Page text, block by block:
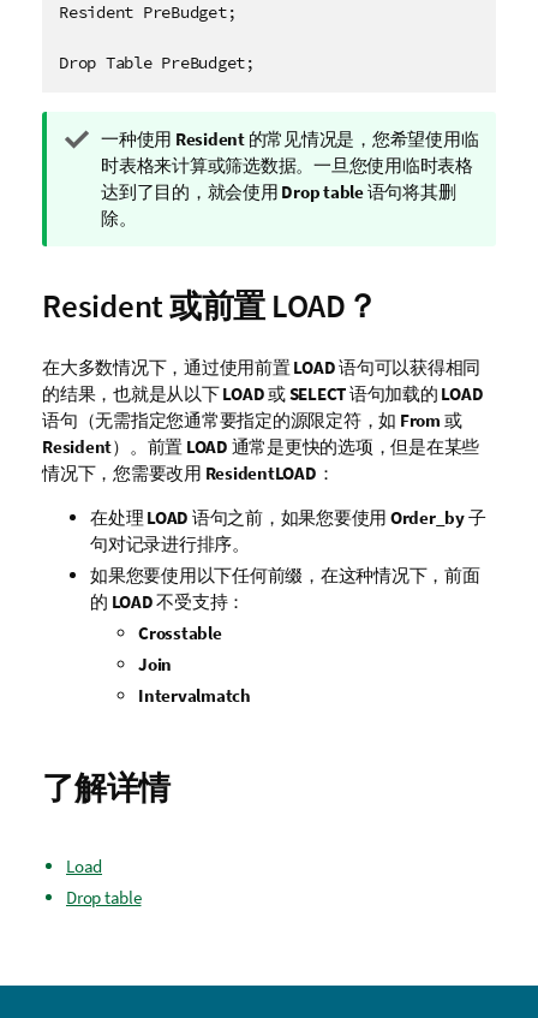
Resident PreBudget;
提
示
注
释
一种使用 Resident的常见情况是，您希望使用临
时表格来计算或筛选数据。一旦您使用临时表格
达到了目的，就会使用 Drop table语句将其删
除。
Resident或前置 LOAD ？
在大多数情况下，通过使用前置LOAD语句可以获得相同
的结果，也就是从以下LOAD或SELECT语句加载的 LOAD
语句（无需指定您通常要指定的源限定符，如 From 或
Resident）。前置 LOAD 通常是更快的选项，但是在某些
情况下，您需要改用 ResidentLOAD ：
在处理 LOAD 语句之前，如果您要使用 Order_by子
句对记录进行排序。
如果您要使用以下任何前缀，在这种情况下，前面
的 LOAD不受支持：
Crosstable
Join
Intervalmatch
了解详情
Load
Drop table